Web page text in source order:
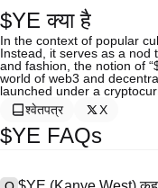
$YE क्या है
In the context of popular
Instead, it serves as a nod
and fashion, the notion of
world of web3 and
launched under a
श्वेतपत्र
X
$YE FAQs